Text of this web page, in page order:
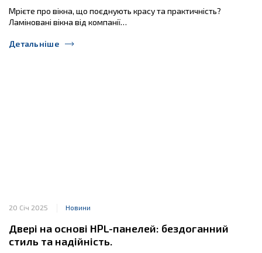
Мрієте про вікна, що поєднують красу та практичність?
Ламіновані вікна від компанії…
Детальніше
20 Січ 2025 Новини
Двері на основі HPL-панелей: бездоганний
стиль та надійність.